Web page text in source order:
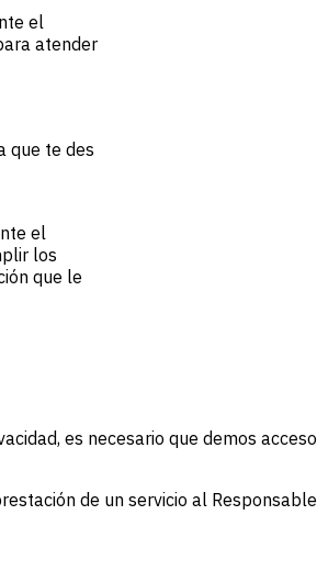
el
atender
que te des
el
los
que le
es necesario que demos
de un servicio al